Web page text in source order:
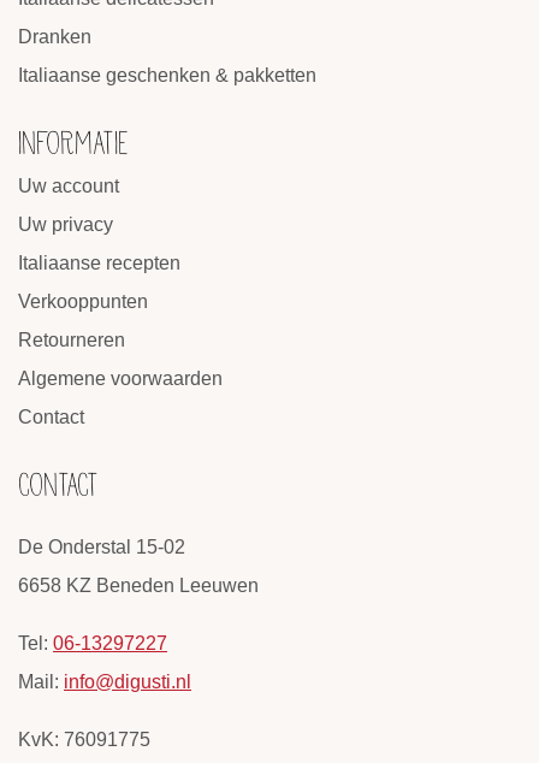
Dranken
Italiaanse geschenken & pakketten
INFORMATIE
Uw account
Uw privacy
Italiaanse recepten
Verkooppunten
Retourneren
Algemene voorwaarden
Contact
CONTACT
De Onderstal 15-02
6658 KZ Beneden Leeuwen
Tel: 06-13297227
Mail: info@digusti.nl
KvK: 76091775